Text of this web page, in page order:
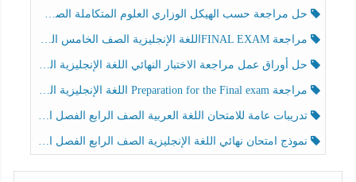
حل مراجعة حسب الهيكل الوزاري العلوم المتكاملة الصف الخامس عام الفصل الثالث
مراجعة FINAL EXAMاللغة الإنجليزية الصف الخامس الفصل الثالث
حل أوراق عمل مراجعة الاختبار النهائي اللغة الإنجليزية الصف الرابع الفصل الثالث
مراجعة Preparation for the Final exam اللغة الإنجليزية الصف الرابع الفصل الثالث
تدريبات عامة للامتحان اللغة العربية الصف الرابع الفصل الثالث
نموذج امتحان نهائي اللغة الإنجليزية الصف الرابع الفصل الثالث